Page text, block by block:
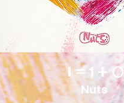
Ｉ=１+ ○
Nuts